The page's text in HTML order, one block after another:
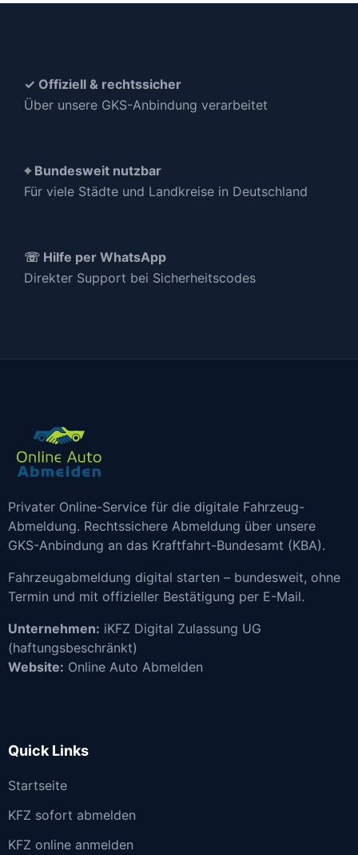
✓ Offiziell & rechtssicher
Über unsere GKS-Anbindung verarbeitet
⌖ Bundesweit nutzbar
Für viele Städte und Landkreise in Deutschland
☏ Hilfe per WhatsApp
Direkter Support bei Sicherheitscodes
Privater Online-Service für die digitale Fahrzeug-
Abmeldung. Rechtssichere Abmeldung über unsere
GKS-Anbindung an das Kraftfahrt-Bundesamt (KBA).
Fahrzeugabmeldung digital starten – bundesweit, ohne
Termin und mit offizieller Bestätigung per E-Mail.
Unternehmen: iKFZ Digital Zulassung UG
(haftungsbeschränkt)
Website: Online Auto Abmelden
Quick Links
Startseite
KFZ sofort abmelden
KFZ online anmelden